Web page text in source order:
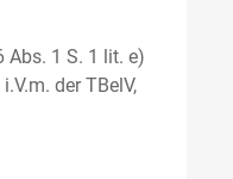
Abs. 1 S. 1 lit. e)
der TBelV,